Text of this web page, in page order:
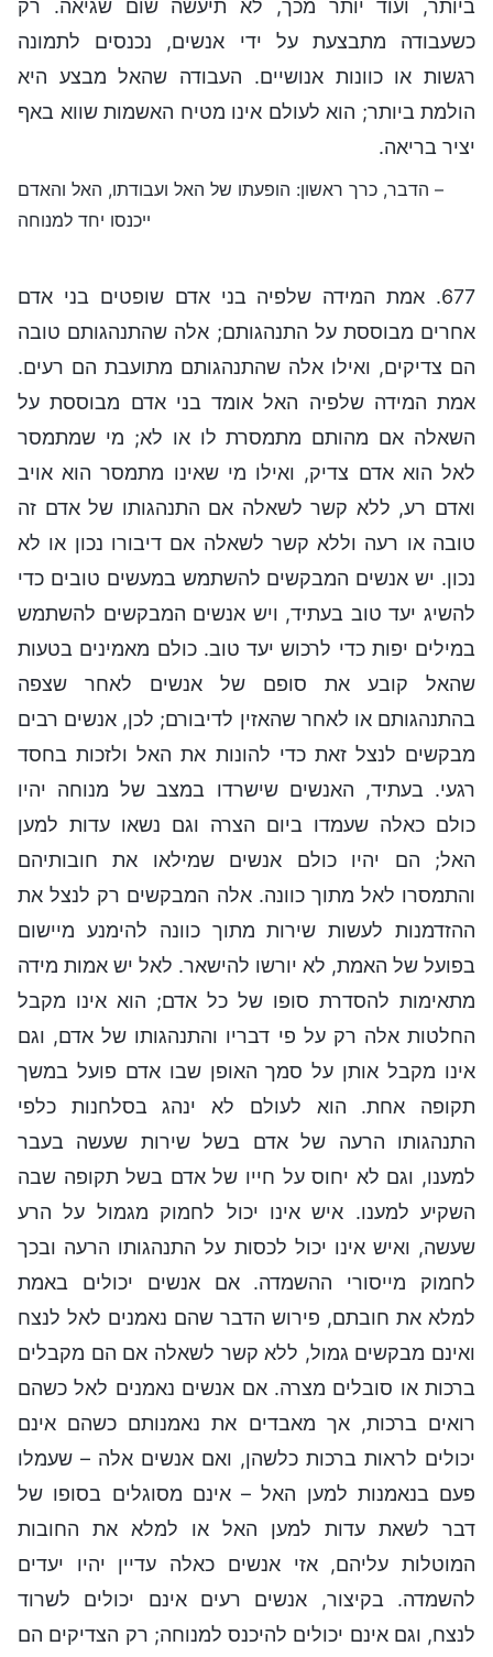
ביותר, ועוד יותר מכך, לא תיעשה שום שגיאה. רק
כשעבודה מתבצעת על ידי אנשים, נכנסים לתמונה
רגשות או כוונות אנושיים. העבודה שהאל מבצע היא
הולמת ביותר; הוא לעולם אינו מטיח האשמות שווא באף
יציר בריאה.
– הדבר, כרך ראשון: הופעתו של האל ועבודתו, האל והאדם
ייכנסו יחד למנוחה
677. אמת המידה שלפיה בני אדם שופטים בני אדם
אחרים מבוססת על התנהגותם; אלה שהתנהגותם טובה
הם צדיקים, ואילו אלה שהתנהגותם מתועבת הם רעים.
אמת המידה שלפיה האל אומד בני אדם מבוססת על
השאלה אם מהותם מתמסרת לו או לא; מי שמתמסר
לאל הוא אדם צדיק, ואילו מי שאינו מתמסר הוא אויב
ואדם רע, ללא קשר לשאלה אם התנהגותו של אדם זה
טובה או רעה וללא קשר לשאלה אם דיבורו נכון או לא
נכון. יש אנשים המבקשים להשתמש במעשים טובים כדי
להשיג יעד טוב בעתיד, ויש אנשים המבקשים להשתמש
במילים יפות כדי לרכוש יעד טוב. כולם מאמינים בטעות
שהאל קובע את סופם של אנשים לאחר שצפה
בהתנהגותם או לאחר שהאזין לדיבורם; לכן, אנשים רבים
מבקשים לנצל זאת כדי להונות את האל ולזכות בחסד
רגעי. בעתיד, האנשים שישרדו במצב של מנוחה יהיו
כולם כאלה שעמדו ביום הצרה וגם נשאו עדות למען
האל; הם יהיו כולם אנשים שמילאו את חובותיהם
והתמסרו לאל מתוך כוונה. אלה המבקשים רק לנצל את
ההזדמנות לעשות שירות מתוך כוונה להימנע מיישום
בפועל של האמת, לא יורשו להישאר. לאל יש אמות מידה
מתאימות להסדרת סופו של כל אדם; הוא אינו מקבל
החלטות אלה רק על פי דבריו והתנהגותו של אדם, וגם
אינו מקבל אותן על סמך האופן שבו אדם פועל במשך
תקופה אחת. הוא לעולם לא ינהג בסלחנות כלפי
התנהגותו הרעה של אדם בשל שירות שעשה בעבר
למענו, וגם לא יחוס על חייו של אדם בשל תקופה שבה
השקיע למענו. איש אינו יכול לחמוק מגמול על הרע
שעשה, ואיש אינו יכול לכסות על התנהגותו הרעה ובכך
לחמוק מייסורי ההשמדה. אם אנשים יכולים באמת
למלא את חובתם, פירוש הדבר שהם נאמנים לאל לנצח
ואינם מבקשים גמול, ללא קשר לשאלה אם הם מקבלים
ברכות או סובלים מצרה. אם אנשים נאמנים לאל כשהם
רואים ברכות, אך מאבדים את נאמנותם כשהם אינם
יכולים לראות ברכות כלשהן, ואם אנשים אלה – שעמלו
פעם בנאמנות למען האל – אינם מסוגלים בסופו של
דבר לשאת עדות למען האל או למלא את החובות
המוטלות עליהם, אזי אנשים כאלה עדיין יהיו יעדים
להשמדה. בקיצור, אנשים רעים אינם יכולים לשרוד
לנצח, וגם אינם יכולים להיכנס למנוחה; רק הצדיקים הם